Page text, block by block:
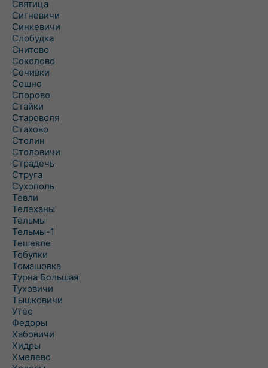
Святица
Сигневичи
Синкевичи
Слобудка
Снитово
Соколово
Сочивки
Сошно
Спорово
Стайки
Староволя
Стахово
Столин
Столовичи
Страдечь
Струга
Сухополь
Тевли
Телеханы
Тельмы
Тельмы-1
Тешевле
Тобулки
Томашовка
Турна Большая
Туховичи
Тышковичи
Утес
Федоры
Хабовичи
Хидры
Хмелево